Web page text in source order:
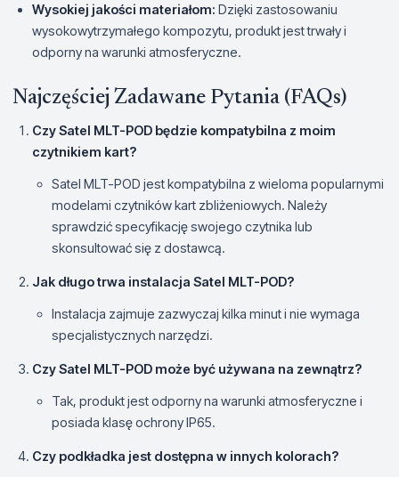
Wysokiej jakości materiałom: Dzięki zastosowaniu
wysokowytrzymałego kompozytu, produkt jest trwały i
odporny na warunki atmosferyczne.
Najczęściej Zadawane Pytania (FAQs)
Czy Satel MLT-POD będzie kompatybilna z moim
czytnikiem kart?
Satel MLT-POD jest kompatybilna z wieloma popularnymi
modelami czytników kart zbliżeniowych. Należy
sprawdzić specyfikację swojego czytnika lub
skonsultować się z dostawcą.
Jak długo trwa instalacja Satel MLT-POD?
Instalacja zajmuje zazwyczaj kilka minut i nie wymaga
specjalistycznych narzędzi.
Czy Satel MLT-POD może być używana na zewnątrz?
Tak, produkt jest odporny na warunki atmosferyczne i
posiada klasę ochrony IP65.
Czy podkładka jest dostępna w innych kolorach?